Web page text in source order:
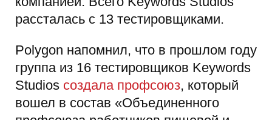
рассталась с 13 тестировщиками.
Polygon напомнил, что в прошлом году
группа из 16 тестировщиков Keywords
Studios создала профсоюз, который
вошел в состав «Объединенного